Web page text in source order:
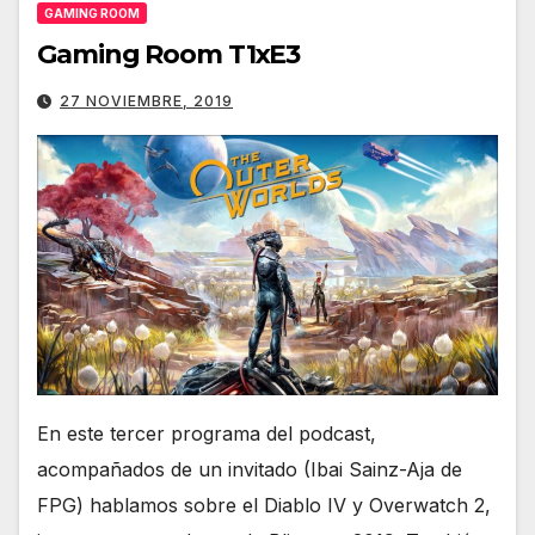
GAMING ROOM
Gaming Room T1xE3
27 NOVIEMBRE, 2019
En este tercer programa del podcast,
acompañados de un invitado (Ibai Sainz-Aja de
FPG) hablamos sobre el Diablo IV y Overwatch 2,